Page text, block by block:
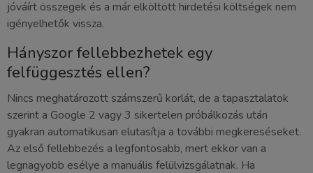
jóváírt összegek és a már elköltött hirdetési költségek nem
igényelhetők vissza.
Hányszor fellebbezhetek egy
felfüggesztés ellen?
Nincs meghatározott számszerű korlát, de a tapasztalatok
szerint a Google 2 vagy 3 sikertelen próbálkozás után
gyakran automatikusan elutasítja a további megkereséseket.
Az első fellebbezés a legfontosabb, mert ekkor van a
legnagyobb esélye a manuális felülvizsgálatnak. Ha